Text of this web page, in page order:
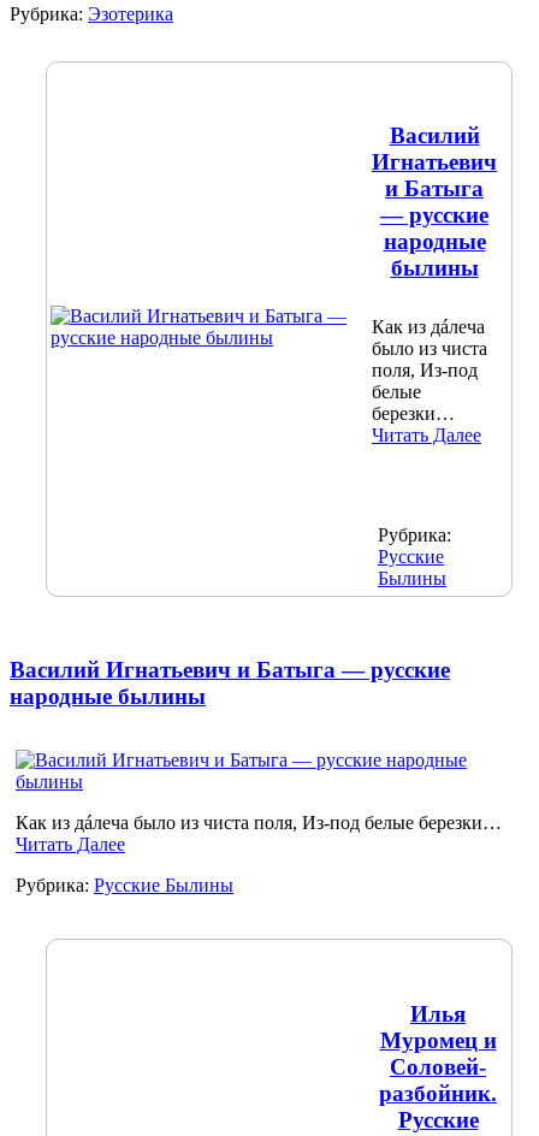
Рубрика: Эзотерика
Василий
Игнатьевич
и Батыга
— русские
народные
былины
Как из дáлеча
было из чиста
поля, Из-под
белые
березки…
Читать Далее
Рубрика:
Русские
Былины
Василий Игнатьевич и Батыга — русские
народные былины
Как из дáлеча было из чиста поля, Из-под белые березки…
Читать Далее
Рубрика: Русские Былины
Илья
Муромец и
Соловей-
разбойник.
Русские